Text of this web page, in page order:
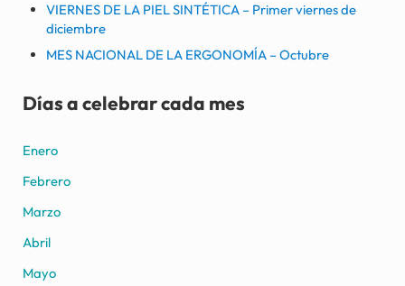
VIERNES DE LA PIEL SINTÉTICA – Primer viernes de
diciembre
MES NACIONAL DE LA ERGONOMÍA – Octubre
Días a celebrar cada mes
Enero
Febrero
Marzo
Abril
Mayo